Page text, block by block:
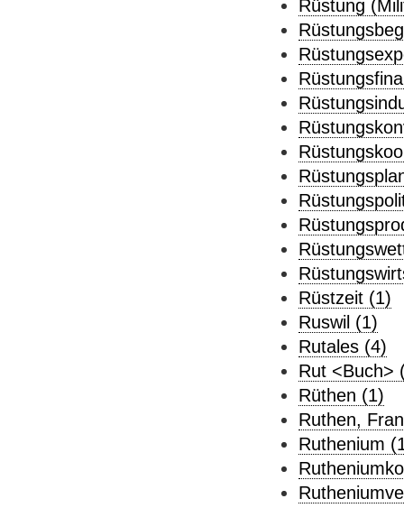
Rüstung
Rüstzeit (1)
Ruswil (1)
Rutales (4)
Rut <Buch>
Rüthen (1)
Ruthen,
Ruthenium